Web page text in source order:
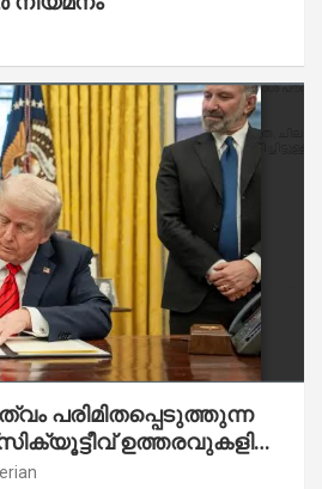
പരിമിതപ്പെടുത്തുന്ന
ഉത്തരവുകളിൽ